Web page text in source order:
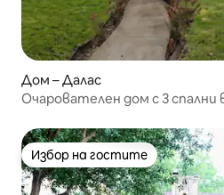
Дом – Далас
Очарователен дом с 3 спални
Избор на гостите
Избор на гостите